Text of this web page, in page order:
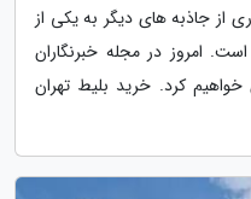
از جاذبه های دیگر به یکی از
امروز در مجله خبرنگاران
کرد. خرید بلیط تهران